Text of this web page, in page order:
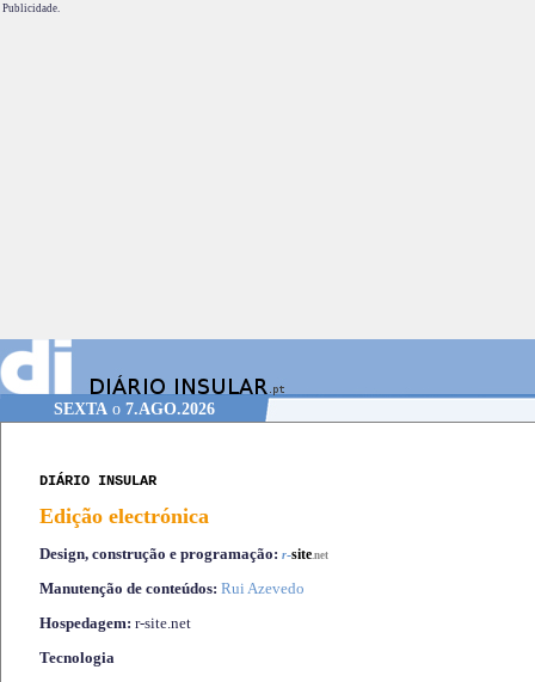
Publicidade.
SEXTA o 7.AGO.2026
DIÁRIO INSULAR
Edição electrónica
Design, construção e programação: r-site.net
Manutenção de conteúdos: Rui Azevedo
Hospedagem: r-site.net
Tecnologia